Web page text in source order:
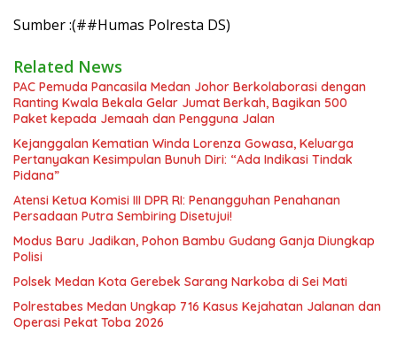
Sumber :(##Humas Polresta DS)
Related News
PAC Pemuda Pancasila Medan Johor Berkolaborasi dengan
Ranting Kwala Bekala Gelar Jumat Berkah, Bagikan 500
Paket kepada Jemaah dan Pengguna Jalan
Kejanggalan Kematian Winda Lorenza Gowasa, Keluarga
Pertanyakan Kesimpulan Bunuh Diri: “Ada Indikasi Tindak
Pidana”
Atensi Ketua Komisi III DPR RI: Penangguhan Penahanan
Persadaan Putra Sembiring Disetujui!
Modus Baru Jadikan, Pohon Bambu Gudang Ganja Diungkap
Polisi
Polsek Medan Kota Gerebek Sarang Narkoba di Sei Mati
Polrestabes Medan Ungkap 716 Kasus Kejahatan Jalanan dan
Operasi Pekat Toba 2026